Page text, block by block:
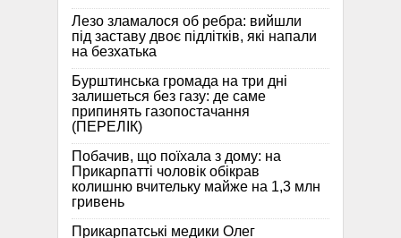
Лезо зламалося об ребра: вийшли
під заставу двоє підлітків, які напали
на безхатька
Бурштинська громада на три дні
залишеться без газу: де саме
припинять газопостачання
(ПЕРЕЛІК)
Побачив, що поїхала з дому: на
Прикарпатті чоловік обікрав
колишню вчительку майже на 1,3 млн
гривень
Прикарпатські медики Олег